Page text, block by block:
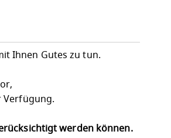
Ihnen Gutes zu tun.
Verfügung.
werden können.